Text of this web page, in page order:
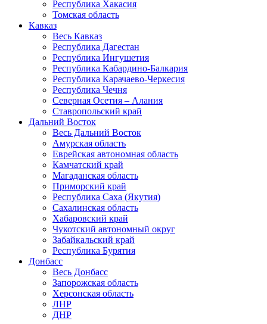
Республика Хакасия
Томская область
Кавказ
Весь Кавказ
Республика Дагестан
Республика Ингушетия
Республика Кабардино-Балкария
Республика Карачаево-Черкесия
Республика Чечня
Северная Осетия – Алания
Ставропольский край
Дальний Восток
Весь Дальний Восток
Амурская область
Еврейская автономная область
Камчатский край
Магаданская область
Приморский край
Республика Саха (Якутия)
Сахалинская область
Хабаровский край
Чукотский автономный округ
Забайкальский край
Республика Бурятия
Донбасс
Весь Донбасс
Запорожская область
Херсонская область
ЛНР
ДНР